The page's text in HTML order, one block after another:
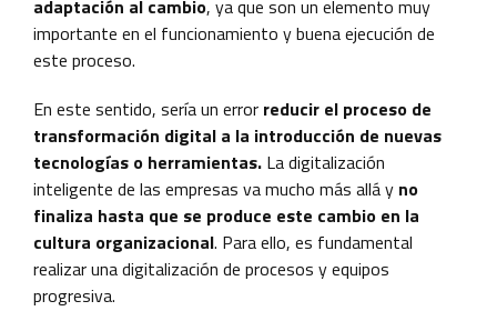
adaptación al cambio, ya que son un elemento muy
importante en el funcionamiento y buena ejecución de
este proceso.
En este sentido, sería un error reducir el proceso de
transformación digital a la introducción de nuevas
tecnologías o herramientas. La digitalización
inteligente de las empresas va mucho más allá y no
finaliza hasta que se produce este cambio en la
cultura organizacional. Para ello, es fundamental
realizar una digitalización de procesos y equipos
progresiva.